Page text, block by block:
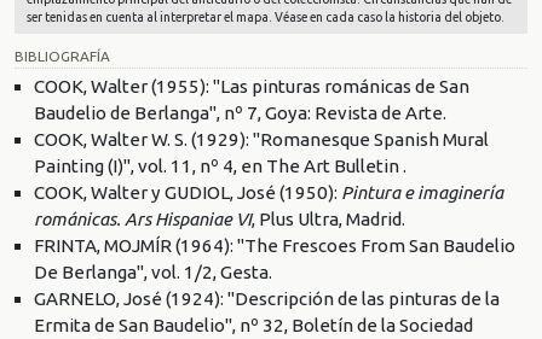
ser tenidas en cuenta al interpretar el mapa. Véase en cada caso la historia del objeto.
BIBLIOGRAFÍA
COOK, Walter (1955): "Las pinturas románicas de San
Baudelio de Berlanga", nº 7, Goya: Revista de Arte.
COOK, Walter W. S. (1929): "Romanesque Spanish Mural
Painting (I)", vol. 11, nº 4, en The Art Bulletin .
COOK, Walter y GUDIOL, José (1950): Pintura e imaginería
románicas. Ars Hispaniae VI, Plus Ultra, Madrid.
FRINTA, MOJMÍR (1964): "The Frescoes From San Baudelio
De Berlanga", vol. 1/2, Gesta.
GARNELO, José (1924): "Descripción de las pinturas de la
Ermita de San Baudelio", nº 32, Boletín de la Sociedad